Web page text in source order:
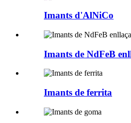
Imants d'AlNiCo
Imants de NdFeB
Imants de ferrita